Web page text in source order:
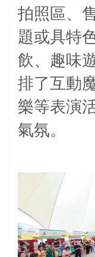
拍照區、
題或具特
飲、趣味
排了互動
樂等表演
氣氛。